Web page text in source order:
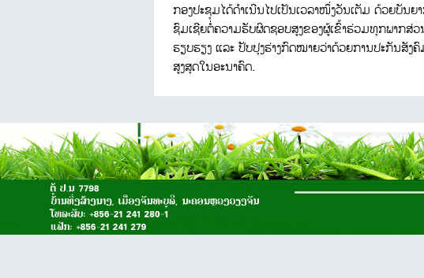
ກອງປະຊຸມໄດ້ດຳເນີນໄປເປັນເວລາໜຶ່ງວັນເຕັມ ດ້ວຍບັນ
ຊົມເຊີຍຕໍ່ຄວາມຮັບຜິດຊອບສູງຂອງຜູ້ເຂົ້າຮ່ວມທຸກພາກສ່
ຮຽບຮຽງ ແລະ ປັບປຸງຮ່າງກົດໝາຍວ່າດ້ວຍການປະກັນສັ
ສູງສຸດໃນອະນາຄົດ.